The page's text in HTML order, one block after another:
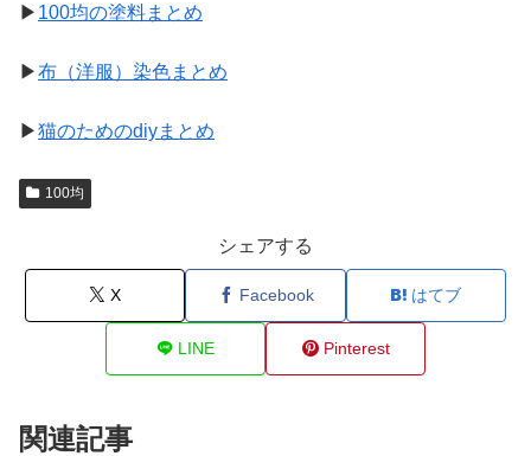
▶ 100均の塗料まとめ
▶布（洋服）染色まとめ
▶猫のためのdiyまとめ
100均
シェアする
X Facebook はてブ
LINE Pinterest
関連記事